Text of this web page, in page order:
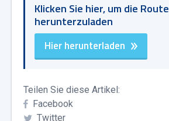
Klicken Sie hier, um die Route
herunterzuladen
Hier herunterladen
Teilen Sie diese Artikel:
Facebook
Twitter